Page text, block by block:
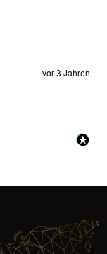
vor 3 Jahren